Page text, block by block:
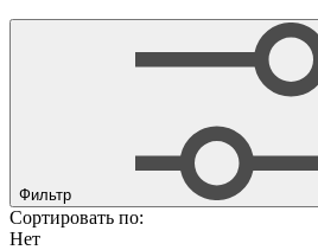
Фильтр
Сортировать по:
Нет